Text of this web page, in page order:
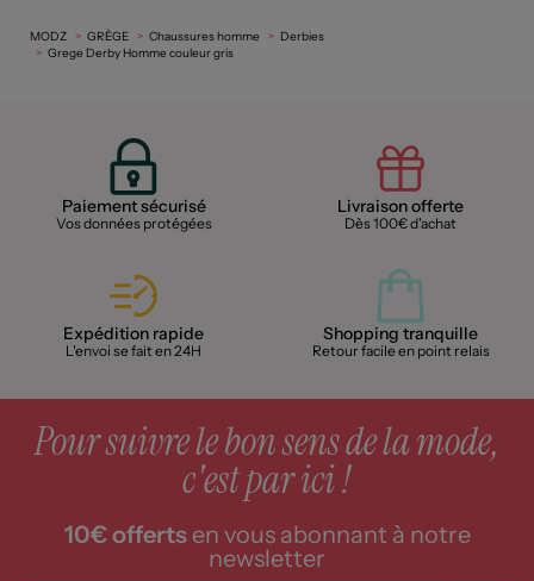
MODZ GRÈGE Chaussures homme
Derbies
Grege Derby Homme couleur gris
Paiement sécurisé
Vos données protégées
Livraison offerte
Dès 100€ d'achat
Expédition rapide
L'envoi se fait en 24H
Shopping tranquille
Retour facile en point relais
Pour suivre le bon sens de la mode,
c'est par ici !
10€ offertsen vous abonnant à notre
newsletter